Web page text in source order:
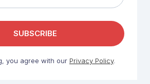
you agree with our Privacy Policy.